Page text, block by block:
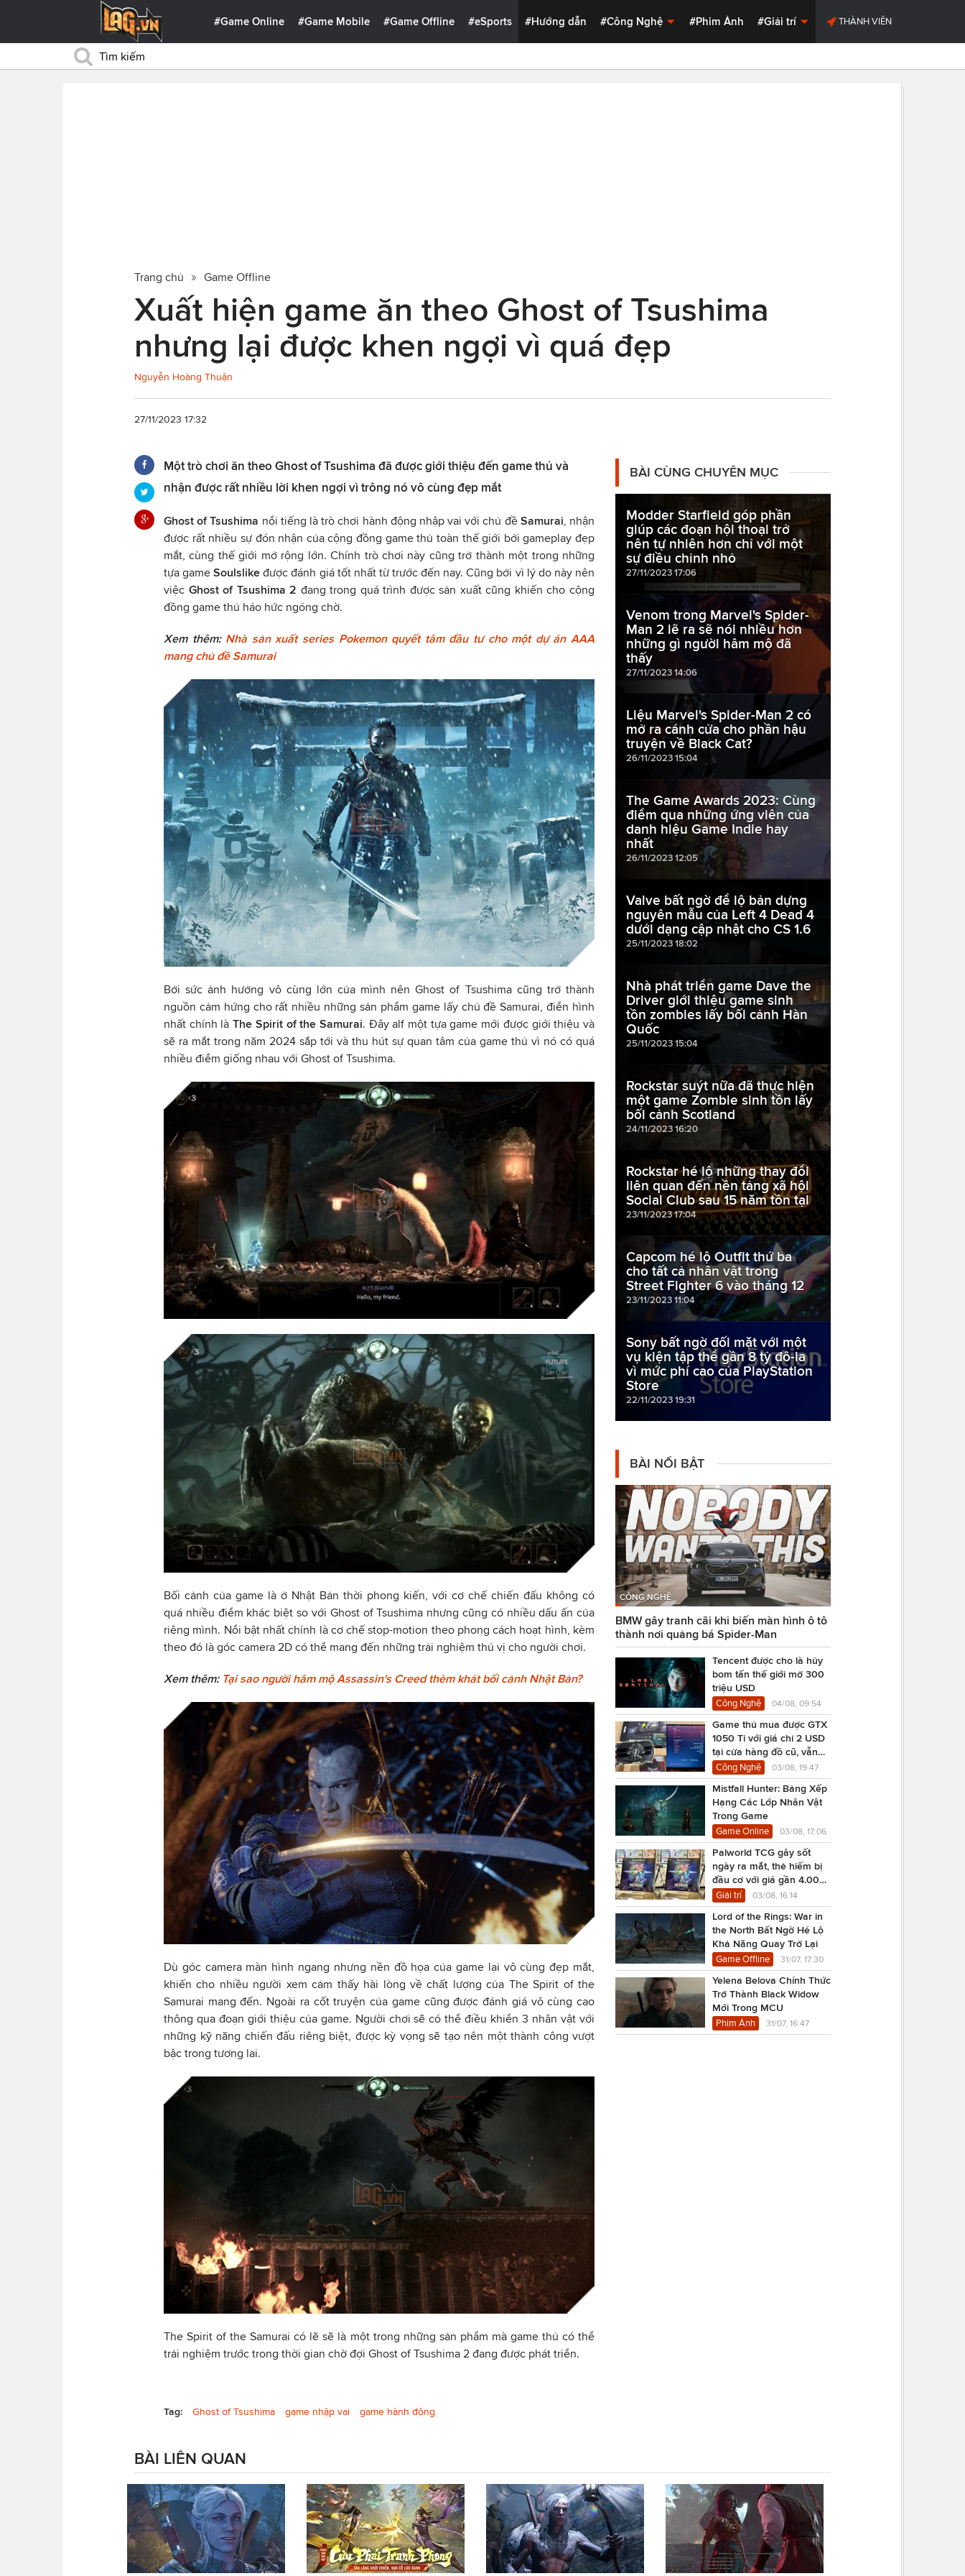
#Game Online #Game Mobile #Game Offline #eSports #Hướng dẫn #Công Nghệ #Phim Ảnh #Giải trí THÀNH VIÊN
Trang chủ Game Offline
Xuất hiện game ăn theo Ghost of Tsushima
nhưng lại được khen ngợi vì quá đẹp
Nguyễn Hoàng Thuận
27/11/2023 17:32
Một trò chơi ăn theo Ghost of Tsushima đã được giới thiệu đến game thủ và
nhận được rất nhiều lời khen ngợi vì trông nó vô cùng đẹp mắt
Ghost of Tsushima nổi tiếng là trò chơi hành động nhập vai với chủ đề Samurai , nhận
được rất nhiều sự đón nhận của cộng đồng game thủ toàn thế giới bởi gameplay đẹp
mắt, cùng thế giới mở rộng lớn. Chính trò chơi này cũng trở thành một trong những
tựa gameSoulslikeđược đánh giá tốt nhất từ trước đến nay. Cũng bởi vì lý do này nên
việc Ghost of Tsushima 2 đang trong quá trình được sản xuất cũng khiến cho cộng
đồng game thủ háo hức ngóng chờ.
Xem thêm: Nhà sản xuất series Pokemon quyết tâm đầu tư cho một dự án AAA
mang chủ đề Samurai
Bởi sức ảnh hưởng vô cùng lớn của mình nên Ghost of Tsushima cũng trở thành
nguồn cảm hứng cho rất nhiều những sản phẩm game lấy chủ đề Samurai, điển hình
nhất chính làThe Spirit of the Samurai. Đây alf một tựa game mới được giới thiệu và
sẽ ra mắt trong năm 2024 sắp tới và thu hút sự quan tâm của game thủ vì nó có quá
nhiều điểm giống nhau với Ghost of Tsushima.
Bối cảnh của game là ở Nhật Bản thời phong kiến, với cơ chế chiến đấu không có
quá nhiều điểm khác biệt so với Ghost of Tsushima nhưng cũng có nhiều dấu ấn của
riêng mình. Nổi bật nhất chính là cơ chế stop-motion theo phong cách hoạt hình, kèm
theo đó là góc camera 2D có thể mang đến những trải nghiệm thú vị cho người chơi.
Xem thêm: Tại sao người hâm mộ Assassin's Creed thèm khát bối cảnh Nhật Bản?
Dù góc camera màn hình ngang nhưng nền đồ họa của game lại vô cùng đẹp mắt,
khiến cho nhiều người xem cảm thấy hài lòng về chất lượng của The Spirit of the
Samurai mang đến. Ngoài ra cốt truyện của game cũng được đánh giá vô cùng cao
thông qua đoạn giới thiệu của game. Người chơi sẽ có thể điều khiển 3 nhân vật với
những kỹ năng chiến đấu riêng biệt, được kỳ vọng sẽ tạo nên một thành công vượt
bậc trong tương lai.
The Spirit of the Samurai có lẽ sẽ là một trong những sản phẩm mà game thủ có thể
trải nghiệm trước trong thời gian chờ đợi Ghost of Tsushima 2 đang được phát triển.
Tag: Ghost of Tsushima game nhập vai game hành động
BÀI CÙNG CHUYÊN MỤC
Modder Starfield góp phần
giúp các đoạn hội thoại trở
nên tự nhiên hơn chỉ với một
sự điều chỉnh nhỏ
27/11/2023 17:06
Venom trong Marvel's Spider-
Man 2 lẽ ra sẽ nói nhiều hơn
những gì người hâm mộ đã
thấy
27/11/2023 14:06
Liệu Marvel's Spider-Man 2 có
mở ra cánh cửa cho phần hậu
truyện về Black Cat?
26/11/2023 15:04
The Game Awards 2023: Cùng
điểm qua những ứng viên của
danh hiệu Game Indie hay
nhất
26/11/2023 12:05
Valve bất ngờ để lộ bản dựng
nguyên mẫu của Left 4 Dead 4
dưới dạng cập nhật cho CS 1.6
25/11/2023 18:02
Nhà phát triển game Dave the
Driver giới thiệu game sinh
tồn zombies lấy bối cảnh Hàn
Quốc
25/11/2023 15:04
Rockstar suýt nữa đã thực hiện
một game Zombie sinh tồn lấy
bối cảnh Scotland
24/11/2023 16:20
Rockstar hé lộ những thay đổi
liên quan đến nền tảng xã hội
Social Club sau 15 năm tồn tại
23/11/2023 17:04
Capcom hé lộ Outfit thứ ba
cho tất cả nhân vật trong
Street Fighter 6 vào tháng 12
23/11/2023 11:04
Sony bất ngờ đối mặt với một
vụ kiện tập thể gần 8 tỷ đô-la
vì mức phí cao của PlayStation
Store
22/11/2023 19:31
BÀI NỔI BẬT
CÔNG NGHỆ
BMW gây tranh cãi khi biến màn hình ô tô
thành nơi quảng bá Spider-Man
Tencent được cho là hủy
bom tấn thế giới mở 300
triệu USD
Công Nghệ 04/08, 09:54
Game thủ mua được GTX
1050 Ti với giá chỉ 2 USD
tại cửa hàng đồ cũ, vẫn
chạy Cyberpunk 2077
Công Nghệ 03/08, 19:47
Mistfall Hunter: Bảng Xếp
Hạng Các Lớp Nhân Vật
Trong Game
Game Online 03/08, 17:06
Palworld TCG gây sốt
ngày ra mắt, thẻ hiếm bị
đầu cơ với giá gần 4.000
USD
Giải trí 03/08, 16:14
Lord of the Rings: War in
the North Bất Ngờ Hé Lộ
Khả Năng Quay Trở Lại
Game Offline 31/07, 17:30
Yelena Belova Chính Thức
Trở Thành Black Widow
Mới Trong MCU
Phim Ảnh 31/07, 16:47
BÀI LIÊN QUAN